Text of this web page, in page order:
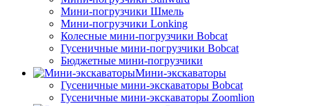
Мини-погрузчики Шмель
Мини-погрузчики Lonking
Колесные мини-погрузчики Bobcat
Гусеничные мини-погрузчики Bobcat
Бюджетные мини-погрузчики
Мини-экскаваторы
Гусеничные мини-экскаваторы Bobcat
Гусеничные мини-экскаваторы Zoomlion